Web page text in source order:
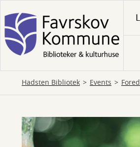
til
hovedindhold
Hadsten Bibliotek Events